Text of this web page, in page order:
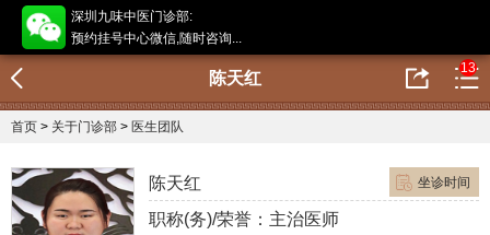
深圳九味中医门诊部:
预约挂号中心微信,随时咨询...
陈天红
13
首页 > 关于门诊部 > 医生团队
坐诊时间
陈天红
职称(务)/荣誉：主治医师